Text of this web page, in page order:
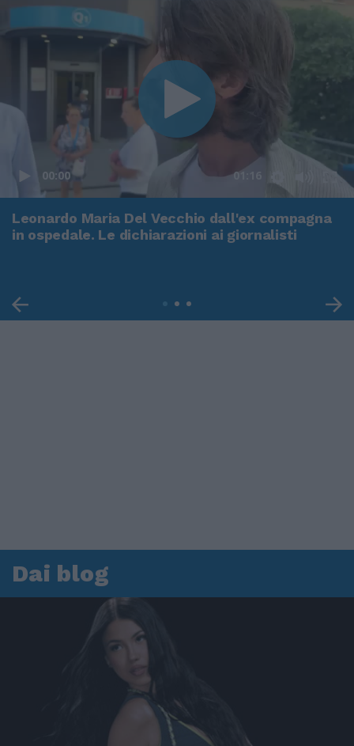
00:00 01:16
Leonardo Maria Del Vecchio dall'ex compagna
in ospedale. Le dichiarazioni ai giornalisti
Dai blog